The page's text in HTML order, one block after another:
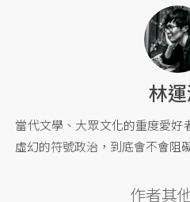
林
當代文學、大眾文化的重度愛好
虛幻的符號政治，到底會不會阻
作者其